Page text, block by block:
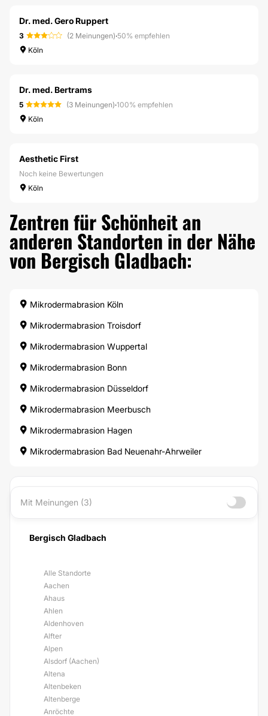
Dr. med. Gero Ruppert
3 (2 Meinungen)·50% empfehlen
Köln
Dr. med. Bertrams
5 (3 Meinungen)·100% empfehlen
Köln
Aesthetic First
Noch keine Bewertungen
Köln
Zentren für Schönheit an
anderen Standorten in der Nähe
von Bergisch Gladbach:
Mikrodermabrasion Köln
Mikrodermabrasion Troisdorf
Mikrodermabrasion Wuppertal
Mikrodermabrasion Bonn
Mikrodermabrasion Düsseldorf
Mikrodermabrasion Meerbusch
Mikrodermabrasion Hagen
Mikrodermabrasion Bad Neuenahr-Ahrweiler
Mit Meinungen (3)
Bergisch Gladbach
Alle Standorte
Aachen
Ahaus
Ahlen
Aldenhoven
Alfter
Alpen
Alsdorf (Aachen)
Altena
Altenbeken
Altenberge
Anröchte